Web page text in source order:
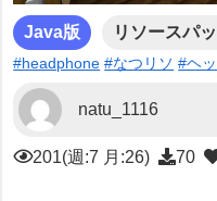
Java版 リソースパ
#headphone #なつリソ #ヘ
natu_1116
201(週:7 月:26) 70